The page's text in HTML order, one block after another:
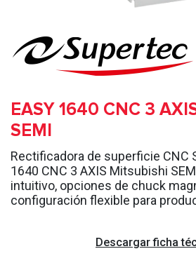
EASY 1640 CNC 3
SEMI
Rectificadora de superficie CNC
1640 CNC 3 AXIS Mitsubishi
intuitivo, opciones de chuck
configuración flexible para
Descargar ficha